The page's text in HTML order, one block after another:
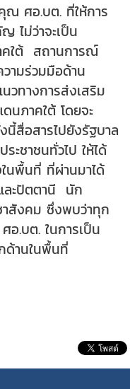
ศอ.บต. ที่ให้การ
ไม่ว่าจะเป็น
คใต้ สถานการณ์
ามร่วมมือด้าน
วทางการส่งเสริม
นภาคใต้ โดยจะ
สื่อสารไปยังรัฐบาล
ะชาชนทั่วไป ให้ได้
นพื้นที่ ที่ผ่านมาได้
ละปัตตานี นัก
าสังคม ซึ่งพบว่าทุก
.บต. ในการเป็น
ด้านในพื้นที่